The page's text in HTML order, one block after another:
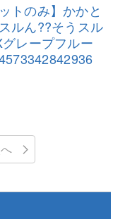
ットのみ】かかと
ルん??そうスル
グレープフルー
73342842936